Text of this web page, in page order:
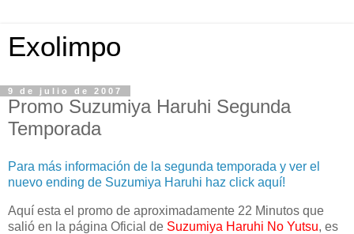
Exolimpo
9 de julio de 2007
Promo Suzumiya Haruhi Segunda
Temporada
Para más información de la segunda temporada y ver el
nuevo ending de Suzumiya Haruhi haz click aquí!
Aquí esta el promo de aproximadamente 22 Minutos que
salió en la página Oficial de Suzumiya Haruhi No Yutsu, es